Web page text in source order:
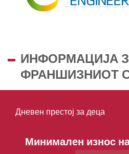
ИНФОРМАЦИЈА
ФРАНШИЗНИОТ
Дневен престој за деца
Минимален износ